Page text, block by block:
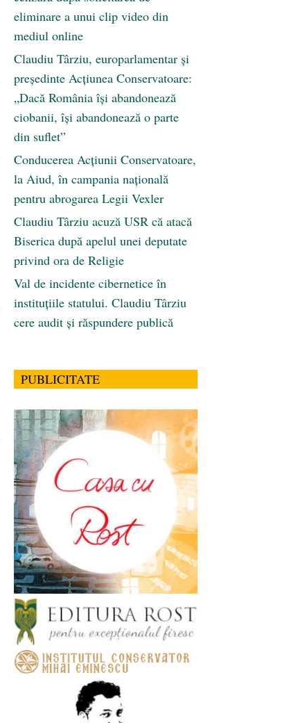
eliminare a unui clip video din
mediul online
Claudiu Târziu, europarlamentar și
președinte Acțiunea Conservatoare:
„Dacă România își abandonează
ciobanii, își abandonează o parte
din suflet”
Conducerea Acțiunii Conservatoare,
la Aiud, în campania națională
pentru abrogarea Legii Vexler
Claudiu Târziu acuză USR că atacă
Biserica după apelul unei deputate
privind ora de Religie
Val de incidente cibernetice în
instituțiile statului. Claudiu Târziu
cere audit și răspundere publică
PUBLICITATE